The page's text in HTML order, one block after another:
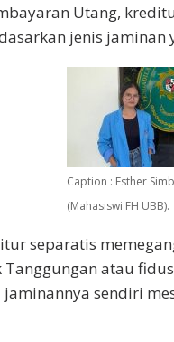
Utang,
jenis jaminan
Caption : Esther
(Mahasiswi FH UBB).
separatis
Tanggungan atau
jaminannya sendiri